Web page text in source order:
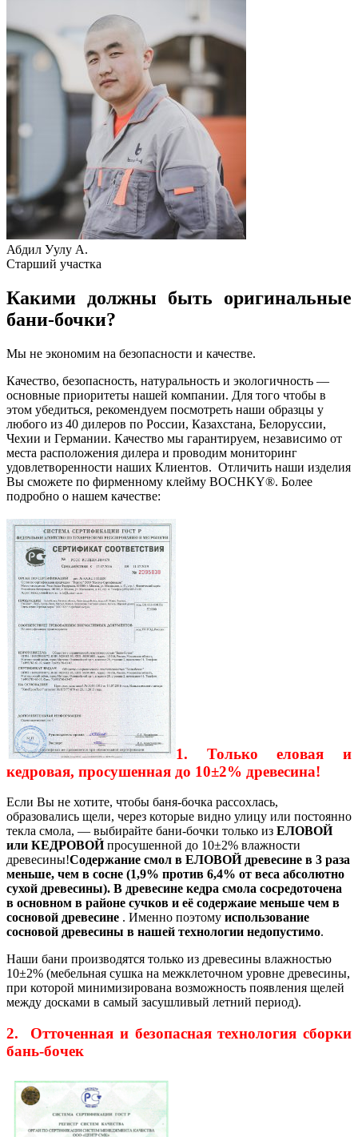
Абдил Уулу А.
Старший участка
Какими должны быть оригинальные
бани-бочки?
Мы не экономим на безопасности и качестве.
Качество, безопасность, натуральность и экологичность —
основные приоритеты нашей компании. Для того чтобы в
этом убедиться, рекомендуем посмотреть наши образцы у
любого из 40 дилеров по России, Казахстана, Белоруссии,
Чехии и Германии. Качество мы гарантируем, независимо от
места расположения дилера и проводим мониторинг
удовлетворенности наших Клиентов. Отличить наши изделия
Вы сможете по фирменному клейму BOCHKY®. Более
подробно о нашем качестве:
1. Только еловая и
кедровая, просушенная до 10±2% древесина!
Если Вы не хотите, чтобы баня-бочка рассохлась,
образовались щели, через которые видно улицу или постоянно
текла смола, — выбирайте бани-бочки только из ЕЛОВОЙ
или КЕДРОВОЙпросушенной до 10±2% влажности
древесины!Содержание смол в ЕЛОВОЙ древесине в 3 раза
меньше, чем в сосне (1,9% против 6,4% от веса абсолютно
сухой древесины). В древесине кедра смола сосредоточена
в основном в районе сучков и её содержаие меньше чем в
сосновой древесине . Именно поэтому использование
сосновой древесины в нашей технологии недопустимо.
Наши бани производятся только из древесины влажностью
10±2% (мебельная сушка на межклеточном уровне древесины,
при которой минимизирована возможность появления щелей
между досками в самый засушливый летний период).
2. Отточенная и безопасная технология сборки
бань-бочек